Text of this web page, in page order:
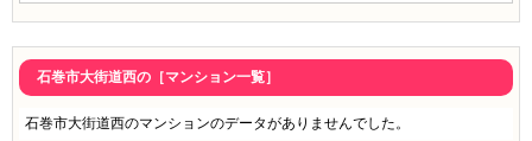
石巻市大街道西の［マンション一覧］
石巻市大街道西のマンションのデータがありませんでした。